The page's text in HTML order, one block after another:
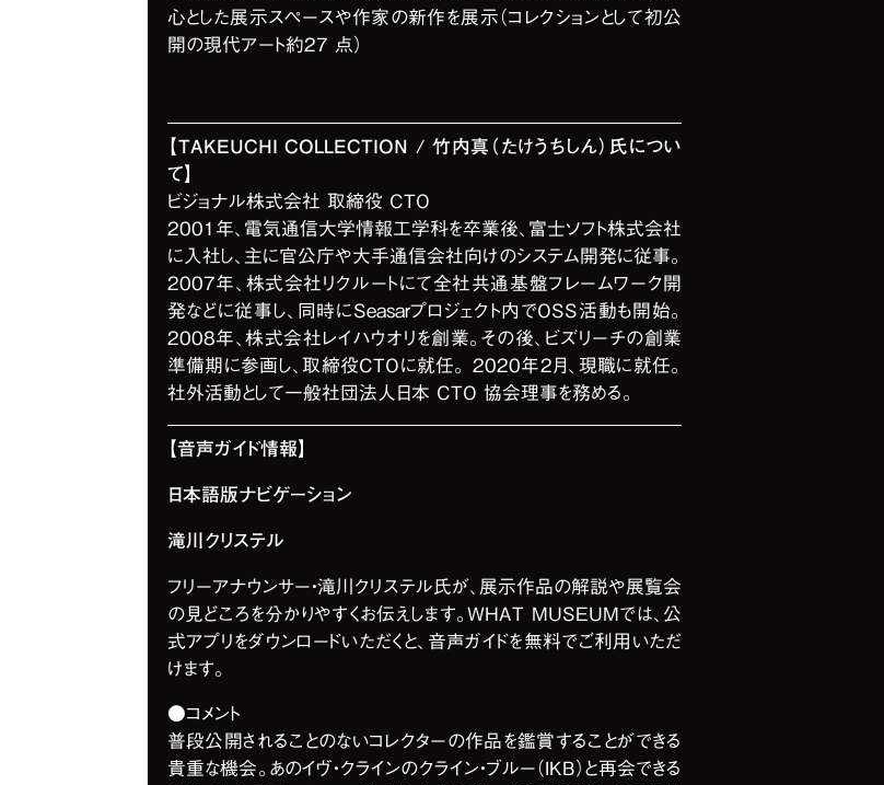
心とした展示スペースや作家の新作を展示（コレクションとして初公
開の現代アート約27 点）
【TAKEUCHI COLLECTION / 竹内真（たけうちしん）氏につい
て】
ビジョナル株式会社 取締役 CTO
2001年、電気通信大学情報工学科を卒業後、富士ソフト株式会社
に入社し、主に官公庁や大手通信会社向けのシステム開発に従事。
2007年、株式会社リクルートにて全社共通基盤フレームワーク開
発などに従事し、同時にSeasarプロジェクト内でOSS活動も開始。
2008年、株式会社レイハウオリを創業。その後、ビズリーチの創業
準備期に参画し、取締役CTOに就任。 2020年2月、現職に就任。
社外活動として一般社団法人日本 CTO 協会理事を務める。
【音声ガイド情報】
日本語版ナビゲーション
滝川クリステル
フリーアナウンサー・滝川クリステル氏が、展示作品の解説や展覧会
の見どころを分かりやすくお伝えします。WHAT MUSEUMでは、公
式アプリをダウンロードいただくと、音声ガイドを無料でご利用いただ
けます。
●コメント
普段公開されることのないコレクターの作品を鑑賞することができる
貴重な機会。あのイヴ・クラインのクライン・ブルー（IKB）と再会できる